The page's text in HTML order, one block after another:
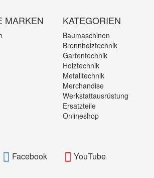
MARKEN KATEGORIEN
Baumaschinen
Brennholztechnik
Gartentechnik
Holztechnik
Metalltechnik
Merchandise
Werkstattausrüstung
Ersatzteile
Onlineshop
Facebook YouTube